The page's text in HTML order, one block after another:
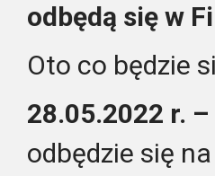
odbędą się w
Oto co będzie
28.05.2022 r.
odbędzie się